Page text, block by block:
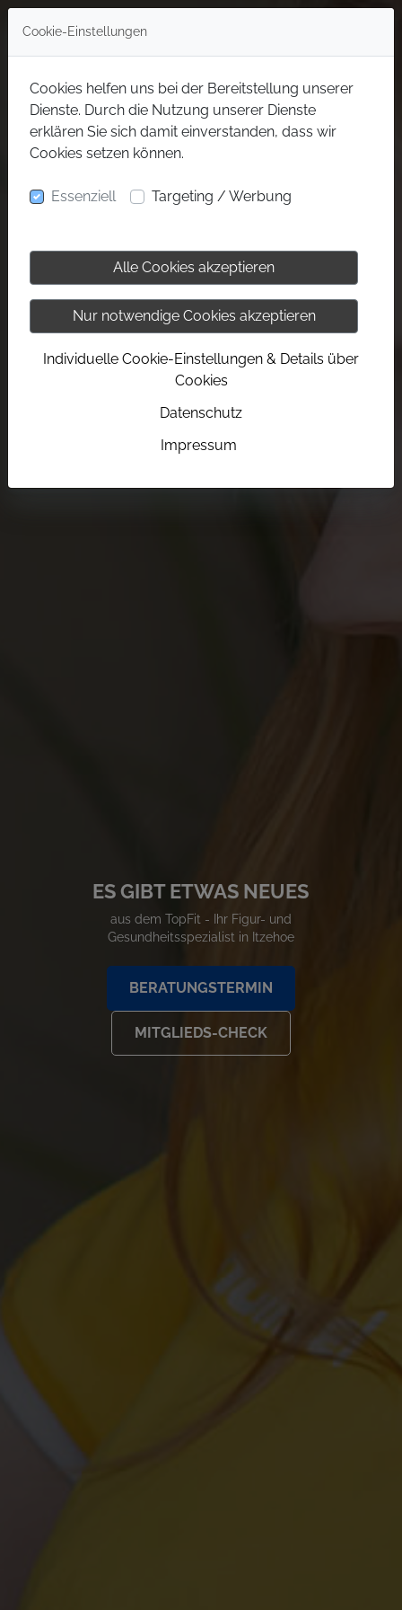
ES GIBT ETWAS NEUES
aus dem TopFit - Ihr Figur- und
Gesundheitsspezialist in Itzehoe
BERATUNGSTERMIN
MITGLIEDS-CHECK
Cookie-Einstellungen
Cookies helfen uns bei der Bereitstellung unserer
Dienste. Durch die Nutzung unserer Dienste
erklären Sie sich damit einverstanden, dass wir
Cookies setzen können.
Essenziell Targeting / Werbung
Alle Cookies akzeptieren
Nur notwendige Cookies akzeptieren
Individuelle Cookie-Einstellungen & Details über
Cookies
Datenschutz
Impressum